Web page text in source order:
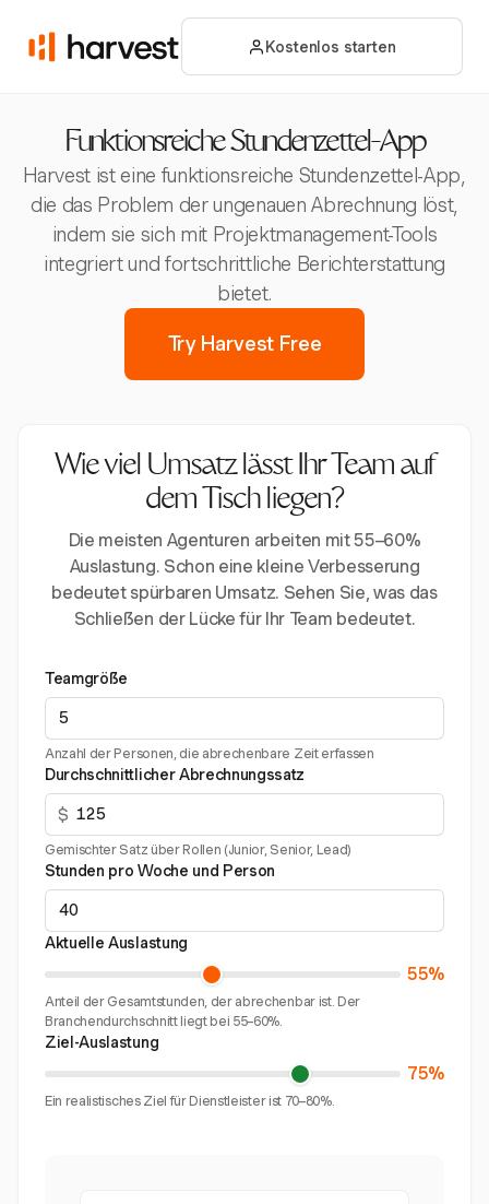
Kostenlos starten
Funktionsreiche Stundenzettel-App
Harvest ist eine funktionsreiche Stundenzettel-App,
die das Problem der ungenauen Abrechnung löst,
indem sie sich mit Projektmanagement-Tools
integriert und fortschrittliche Berichterstattung
bietet.
Try Harvest Free
Wie viel Umsatz lässt Ihr Team auf
dem Tisch liegen?
Die meisten Agenturen arbeiten mit 55–60%
Auslastung. Schon eine kleine Verbesserung
bedeutet spürbaren Umsatz. Sehen Sie, was das
Schließen der Lücke für Ihr Team bedeutet.
Teamgröße
Anzahl der Personen, die abrechenbare Zeit erfassen
Durchschnittlicher Abrechnungssatz
$
Gemischter Satz über Rollen (Junior, Senior, Lead)
Stunden pro Woche und Person
Aktuelle Auslastung
55%
Anteil der Gesamtstunden, der abrechenbar ist. Der
Branchendurchschnitt liegt bei 55–60%.
Ziel-Auslastung
75%
Ein realistisches Ziel für Dienstleister ist 70–80%.